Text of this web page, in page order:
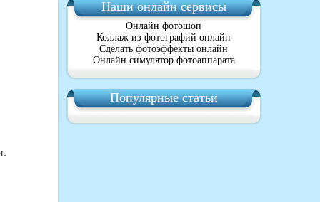
Наши онлайн сервисы
Онлайн фотошоп
Коллаж из фотографий онлайн
Сделать фотоэффекты онлайн
Онлайн симулятор фотоаппарата
Популярные статьи